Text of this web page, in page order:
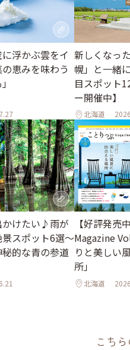
に浮かぶ雲をイ
恵みを味わう
新しくなっ
幌」と一緒
目スポット
ー開催中】
北海道
かけたい♪雨が
スポット6選～
的な青の参道
【好評発売
Magazine
りと美しい
所」
北海道
こち